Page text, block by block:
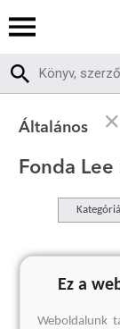
Általános
Fonda
A
Ez a
Weboldalunk